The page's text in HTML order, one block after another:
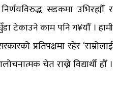
सडकमा उभिरह्यौँ र
टेकाउने काम पनि ग¥यौँ । हामी
प्रतिपक्षमा रहेर ‘राम्रोलाई
चेत राख्ने विद्यार्थी हौँ ।